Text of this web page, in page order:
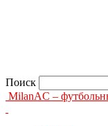
Поиск
MilanAC –